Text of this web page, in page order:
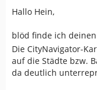
Hallo Hein,
blöd finde ich
Die CityNavigator-
auf die Städte bzw.
da deutlich